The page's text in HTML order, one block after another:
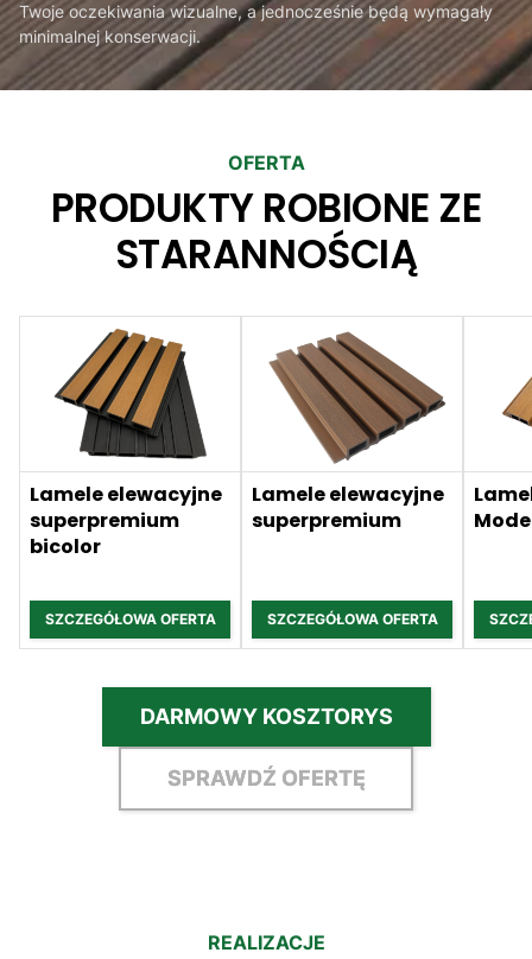
Twoje oczekiwania wizualne, a jednocześnie będą wymagały
minimalnej konserwacji.
OFERTA
PRODUKTY ROBIONE ZE
STARANNOŚCIĄ
Lamele elewacyjne
superpremium
bicolor
SZCZEGÓŁOWA OFERTA
Lamele elewacyjne
superpremium
SZCZEGÓŁOWA OFERTA
DARMOWY KOSZTORYS
SPRAWDŹ OFERTĘ
REALIZACJE